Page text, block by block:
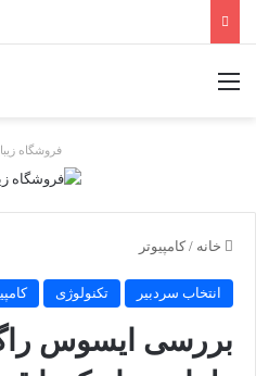
منو
فروشگاه
خانه / کامپیوتر
انتخاب سردبیر تکنولوژی